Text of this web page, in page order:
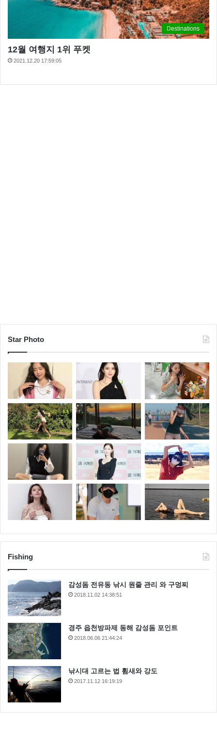
Destinations
12월 여행지 1위 푸켓
2021.12.20 17:59:05
Star Photo
Fishing
감성돔 전유동 낚시 원줄 관리 와 구멍찌
2018.11.02 14:38:51
경주 읍천방파제 동해 감성돔 포인트
2018.06.06 21:44:24
낚시대 고르는 법 휨새와 강도
2017.11.12 16:19:19